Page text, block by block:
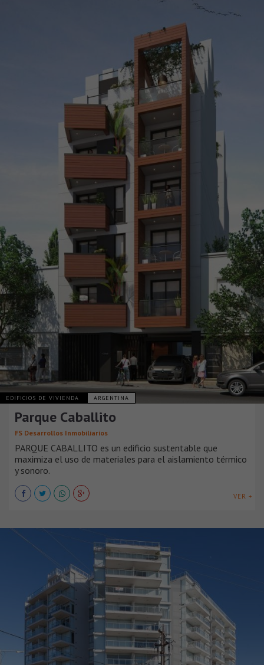
EDIFICIOS DE VIVIENDA ARGENTINA
Parque Caballito
FS Desarrollos Inmobiliarios
PARQUE CABALLITO es un edificio sustentable que
maximiza el uso de materiales para el aislamiento térmico
y sonoro.
VER +